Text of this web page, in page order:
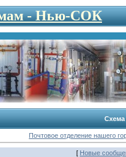
- Нью-СОК
Схема
Почтовое отделение нашего
[ Новые